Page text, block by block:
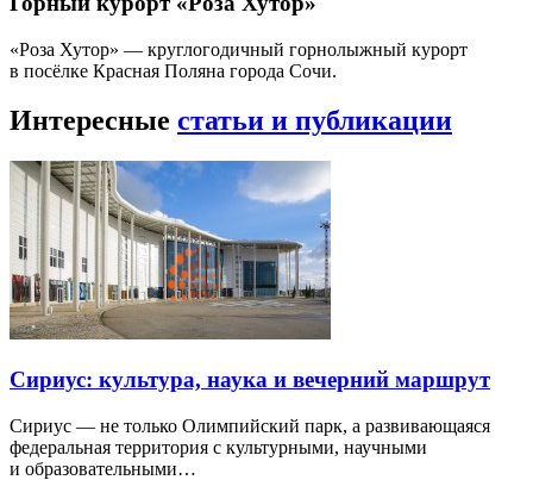
«Роза Хутор» — круглогодичный горнолыжный курорт
в посёлке Красная Поляна города Сочи.
Интересные статьи и публикации
Сириус: культура, наука и вечерний маршрут
Сириус — не только Олимпийский парк, а развивающаяся
федеральная территория с культурными, научными
и образовательными…